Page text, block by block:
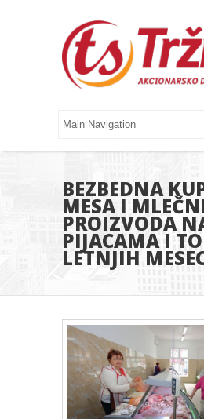
BEZBEDNA
MESA I
PROIZVODA
PIJACAMA I
LETNJIH